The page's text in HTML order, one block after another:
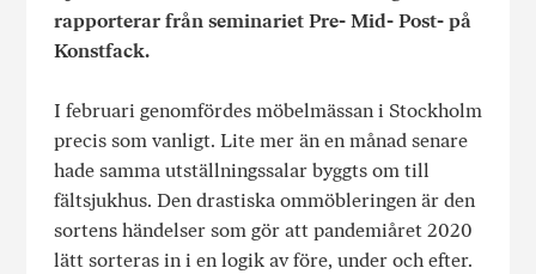
rapporterar från seminariet Pre- Mid- Post- på
Konstfack.
I februari genomfördes möbelmässan i Stockholm
precis som vanligt. Lite mer än en månad senare
hade samma utställningssalar byggts om till
fältsjukhus. Den drastiska ommöbleringen är den
sortens händelser som gör att pandemiåret 2020
lätt sorteras in i en logik av före, under och efter.